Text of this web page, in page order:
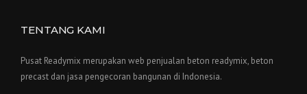
TENTANG KAMI
Pusat Readymix merupakan web penjualan beton readymix, beton
precast dan jasa pengecoran bangunan di Indonesia.